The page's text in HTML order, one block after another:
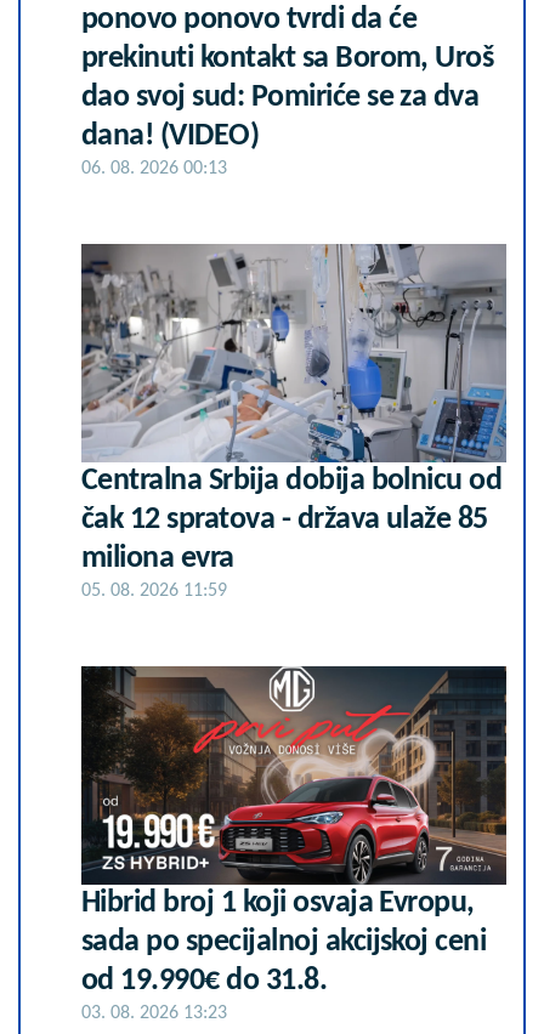
ponovo ponovo tvrdi da će
prekinuti kontakt sa Borom, Uroš
dao svoj sud: Pomiriće se za dva
dana! (VIDEO)
06. 08. 2026 00:13
Centralna Srbija dobija bolnicu od
čak 12 spratova - država ulaže 85
miliona evra
05. 08. 2026 11:59
Hibrid broj 1 koji osvaja Evropu,
sada po specijalnoj akcijskoj ceni
od 19.990€ do 31.8.
03. 08. 2026 13:23